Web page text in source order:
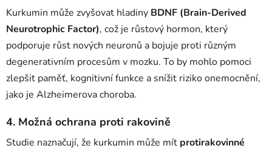
Kurkumin může zvyšovat hladiny BDNF (Brain-Derived
Neurotrophic Factor), což je růstový hormon, který
podporuje růst nových neuronů a bojuje proti různým
degenerativním procesům v mozku. To by mohlo pomoci
zlepšit paměť, kognitivní funkce a snížit riziko onemocnění,
jako je Alzheimerova choroba.
4. Možná ochrana proti rakovině
Studie naznačují, že kurkumin může mít protirakovinné